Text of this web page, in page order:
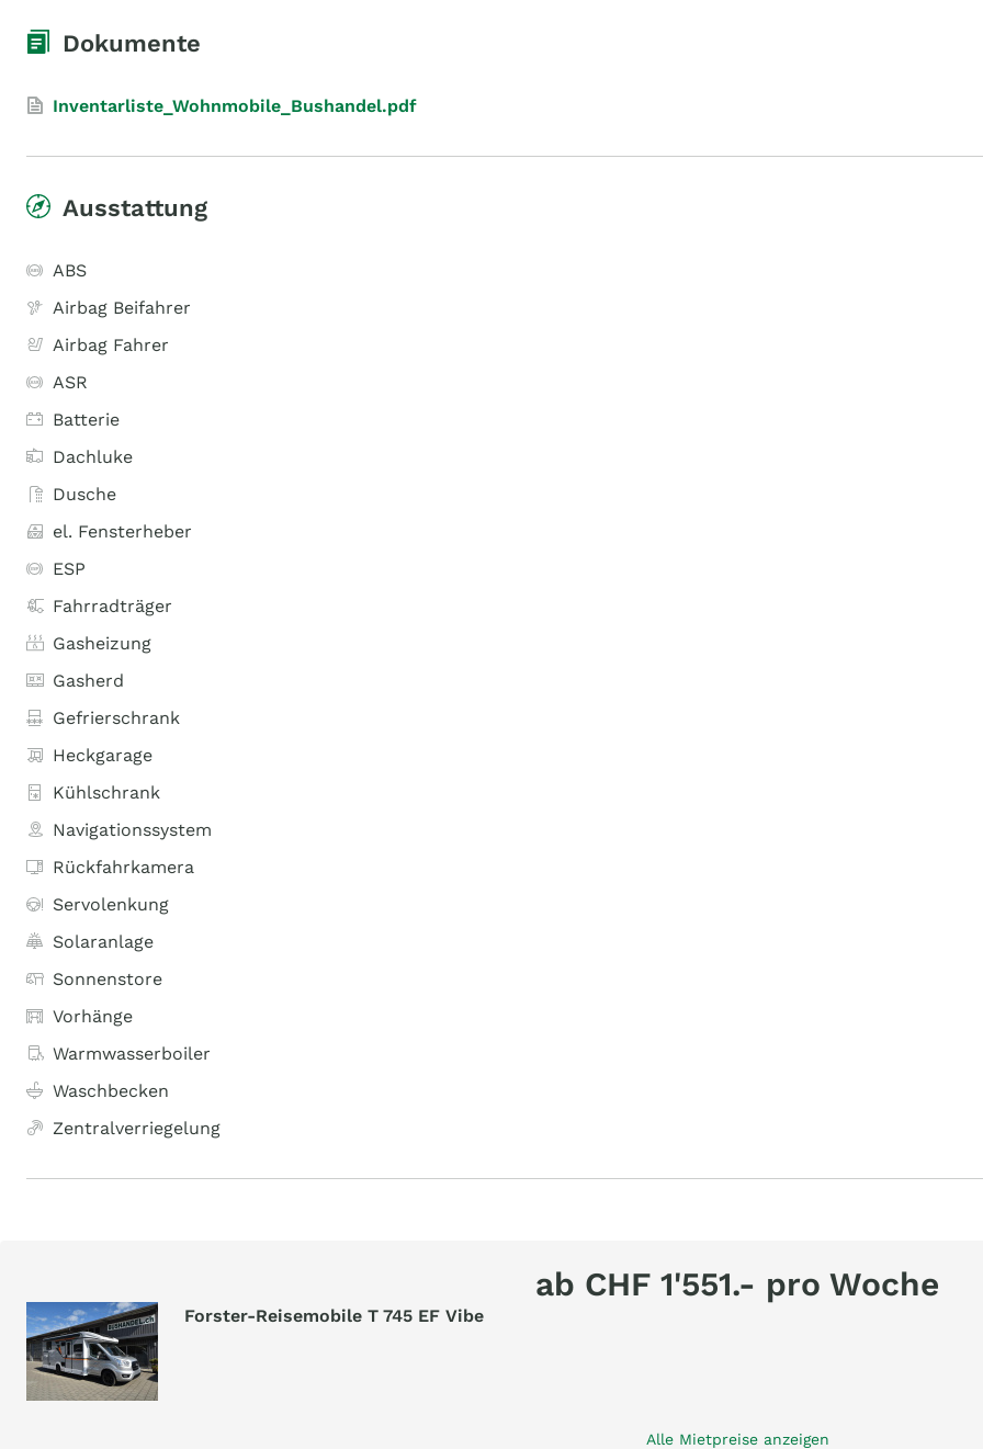
Dokumente
Inventarliste_Wohnmobile_Bushandel.pdf
Ausstattung
ABS
Airbag Beifahrer
Airbag Fahrer
ASR
Batterie
Dachluke
Dusche
el. Fensterheber
ESP
Fahrradträger
Gasheizung
Gasherd
Gefrierschrank
Heckgarage
Kühlschrank
Navigationssystem
Rückfahrkamera
Servolenkung
Solaranlage
Sonnenstore
Vorhänge
Warmwasserboiler
Waschbecken
Zentralverriegelung
ab CHF 1'551.- pro Woche
Forster-Reisemobile T 745 EF Vibe
Alle Mietpreise anzeigen